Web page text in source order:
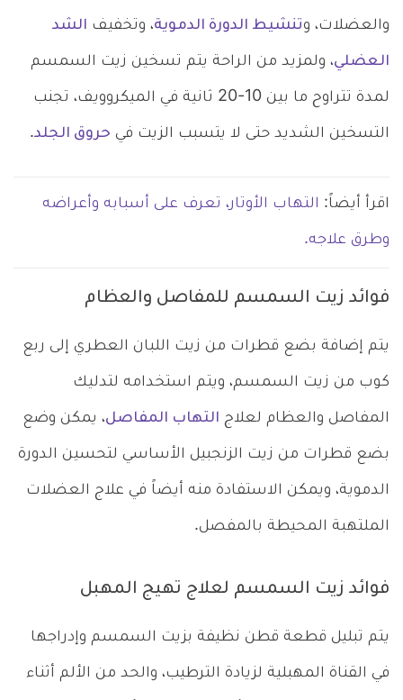
والعضلات، وتنشيط الدورة الدموية، وتخفيف الشد
العضلي، ولمزيد من الراحة يتم تسخين زيت السمسم
لمدة تتراوح ما بين 10-20 ثانية في الميكروويف، تجنب
التسخين الشديد حتى لا يتسبب الزيت في حروق الجلد.
اقرأ أيضاً: التهاب الأوتار، تعرف على أسبابه وأعراضه
وطرق علاجه.
فوائد زيت السمسم للمفاصل والعظام
يتم إضافة بضع قطرات من زيت اللبان العطري إلى ربع
كوب من زيت السمسم، ويتم استخدامه لتدليك
المفاصل والعظام لعلاج التهاب المفاصل، يمكن وضع
بضع قطرات من زيت الزنجبيل الأساسي لتحسين الدورة
الدموية، ويمكن الاستفادة منه أيضاً في علاج العضلات
الملتهبة المحيطة بالمفصل.
فوائد زيت السمسم لعلاج تهيج المهبل
يتم تبليل قطعة قطن نظيفة بزيت السمسم وإدراجها
في القناة المهبلية لزيادة الترطيب، والحد من الألم أثناء